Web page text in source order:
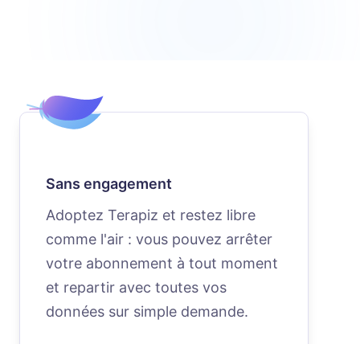
Sans engagement
Adoptez Terapiz et restez libre
comme l'air : vous pouvez arrêter
votre abonnement à tout moment
et repartir avec toutes vos
données sur simple demande.